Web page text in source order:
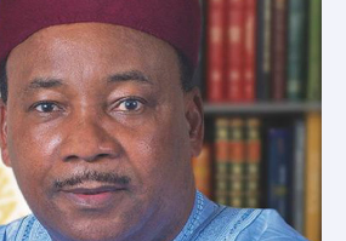
ایلڈرز
ركن
منتخب.